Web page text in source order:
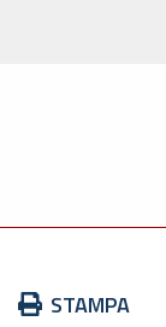
STAMPA